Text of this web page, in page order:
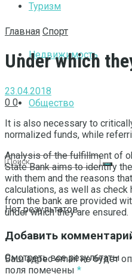
Туризм
Недвижимость
Общество
Нет результатов
Смотреть все результаты
Главная Спорт
Under which
23.04.2018
0 0
It is also necessary to
normalized funds, while
Analysis of the fulfillment of
State Bank aims to identify
with them and the reasons
calculations, as well as
from the bank are provided
under which they are ensured.
Добавить
Ваш адрес email не будет
поля помечены *